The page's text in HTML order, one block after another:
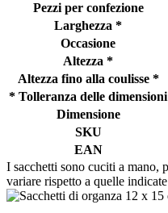
Pezzi per confezione
Larghezza *
Occasione
Altezza *
Altezza fino alla coulisse *
* Tolleranza delle dimensioni
Dimensione
SKU
EAN
I sacchetti sono cuciti a mano,
variare rispetto a quelle